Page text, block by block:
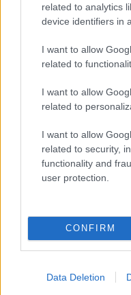
related to analytics
device identifiers in
I want to allow
related to
I want to allow
related to
I want to allow
related to security,
functionality and
user protection.
CONFIRM
Data Deletion
Οι πολιτικές